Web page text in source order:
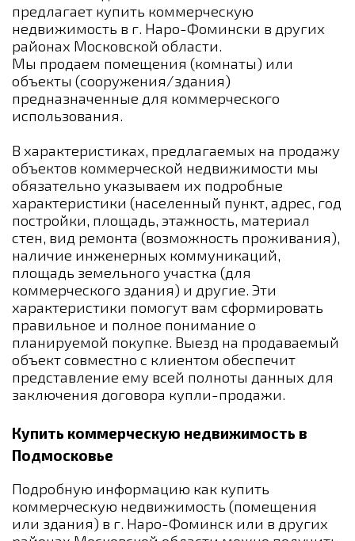
предлагает купить коммерческую
недвижимость в г. Наро-Фомински в других
районах Московской области.
Мы продаем помещения (комнаты) или
объекты (сооружения/здания)
предназначенные для коммерческого
использования.
В характеристиках, предлагаемых на продажу
объектов коммерческой недвижимости мы
обязательно указываем их подробные
характеристики (населенный пункт, адрес, год
постройки, площадь, этажность, материал
стен, вид ремонта (возможность проживания),
наличие инженерных коммуникаций,
площадь земельного участка (для
коммерческого здания) и другие. Эти
характеристики помогут вам сформировать
правильное и полное понимание о
планируемой покупке. Выезд на продаваемый
объект совместно с клиентом обеспечит
представление ему всей полноты данных для
заключения договора купли-продажи.
Купить коммерческую недвижимость в
Подмосковье
Подробную информацию как купить
коммерческую недвижимость (помещения
или здания) в г. Наро-Фоминск или в других